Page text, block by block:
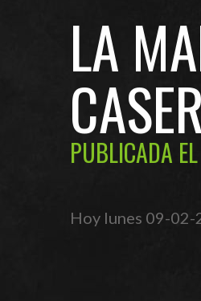
LA
PUBLICADA
Hoy lunes 09-02-